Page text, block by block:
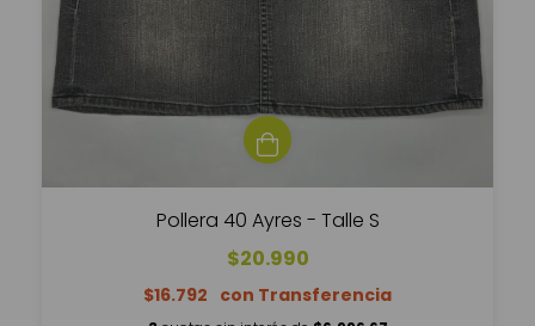
Pollera 40 Ayres - Talle S
$20.990
$16.792